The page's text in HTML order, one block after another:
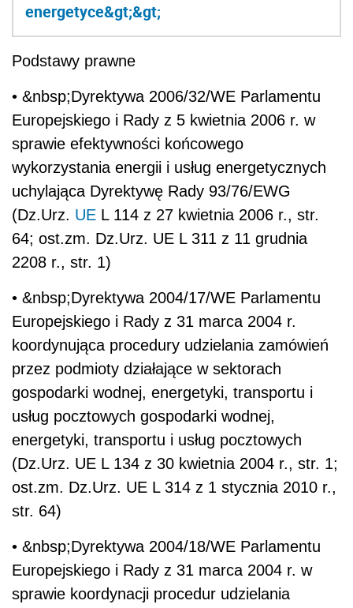
energetyce&gt;&gt;
Podstawy prawne
• &nbsp;Dyrektywa 2006/32/WE Parlamentu
Europejskiego i Rady z 5 kwietnia 2006 r. w
sprawie efektywności końcowego
wykorzystania energii i usług energetycznych
uchylająca Dyrektywę Rady 93/76/EWG
(Dz.Urz. UE L 114 z 27 kwietnia 2006 r., str.
64; ost.zm. Dz.Urz. UE L 311 z 11 grudnia
2208 r., str. 1)
• &nbsp;Dyrektywa 2004/17/WE Parlamentu
Europejskiego i Rady z 31 marca 2004 r.
koordynująca procedury udzielania zamówień
przez podmioty działające w sektorach
gospodarki wodnej, energetyki, transportu i
usług pocztowych gospodarki wodnej,
energetyki, transportu i usług pocztowych
(Dz.Urz. UE L 134 z 30 kwietnia 2004 r., str. 1;
ost.zm. Dz.Urz. UE L 314 z 1 stycznia 2010 r.,
str. 64)
• &nbsp;Dyrektywa 2004/18/WE Parlamentu
Europejskiego i Rady z 31 marca 2004 r. w
sprawie koordynacji procedur udzielania